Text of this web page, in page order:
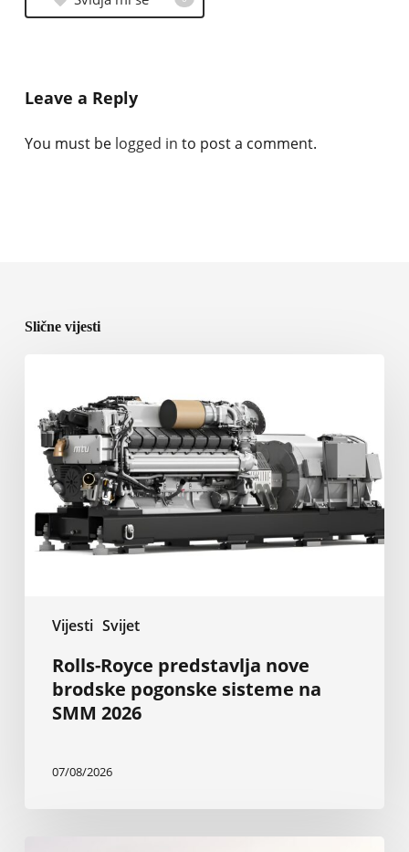
Leave a Reply
You must be logged in to post a comment.
Slične vijesti
Vijesti Svijet
predstavlja
nove
brodske
pogonske
sisteme
na
SMM
Rolls-Royce predstavlja nove
brodske pogonske sisteme na
SMM 2026
07/08/2026